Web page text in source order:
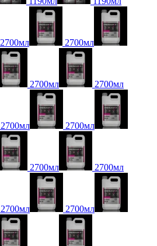
2700мл 2700мл
2700мл 2700мл
2700мл 2700мл
2700мл 2700мл
2700мл 2700мл